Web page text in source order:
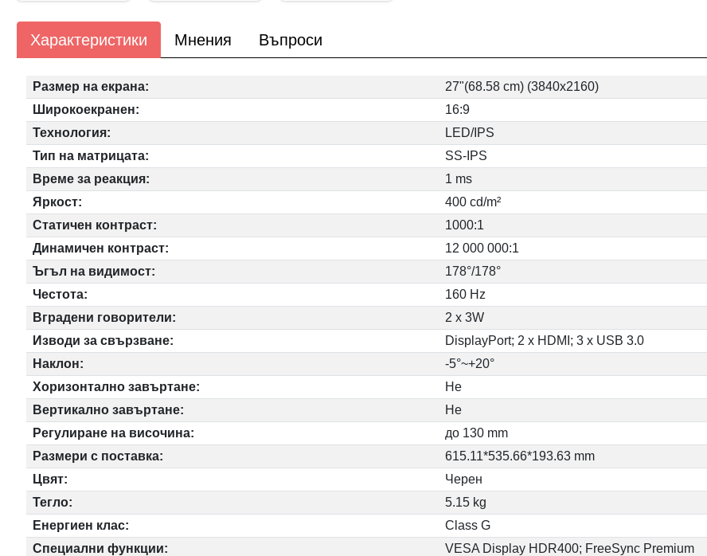
Характеристики Мнения Въпроси
Размер на екрана:
27"(68.58 cm) (3840x2160)
Широкоекранен:
16:9
Технология:
LED/IPS
Тип на матрицата:
SS-IPS
Време за реакция:
1 ms
Яркост:
400 cd/m²
Статичен контраст:
1000:1
Динамичен контраст:
12 000 000:1
Ъгъл на видимост:
178°/178°
Честота:
160 Hz
Вградени говорители:
2 x 3W
Изводи за свързване:
DisplayPort; 2 x HDMI; 3 x USB 3.0
Наклон:
-5°~+20°
Хоризонтално завъртане:
Не
Вертикално завъртане:
Не
Регулиране на височина:
до 130 mm
Размери с поставка:
615.11*535.66*193.63 mm
Цвят:
Черен
Тегло:
5.15 kg
Енергиен клас:
Class G
Специални функции:
VESA Display HDR400; FreeSync Premium